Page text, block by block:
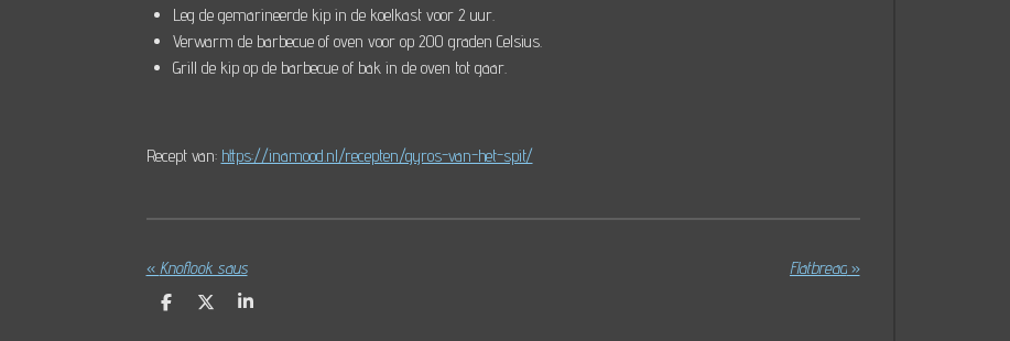
Leg de gemarineerde kip in de koelkast voor 2 uur.
Verwarm de barbecue of oven voor op 200 graden Celsius.
Grill de kip op de barbecue of bak in de oven tot gaar.
Recept van: https://inamood.nl/recepten/gyros-van-het-spit/
« Knoflook saus Flatbread»
D
D
S